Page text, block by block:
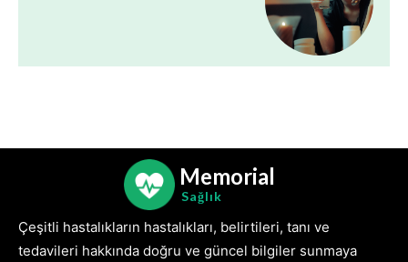
Memorial
Sağlık
Çeşitli hastalıkların hastalıkları, belirtileri, tanı ve
tedavileri hakkında doğru ve güncel bilgiler sunmaya